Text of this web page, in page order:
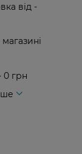
від -
0 грн